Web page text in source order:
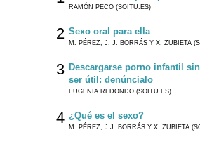
RAMÓN PECO (SOITU.ES)
2 Sexo oral para ella
M. PÉREZ, J. J. BORRÁS Y X. ZUBIETA
3 Descargarse porno infantil
ser útil: denúncialo
EUGENIA REDONDO (SOITU.ES)
4 ¿Qué es el sexo?
M. PÉREZ, J.J. BORRÁS Y X. ZUBIETA